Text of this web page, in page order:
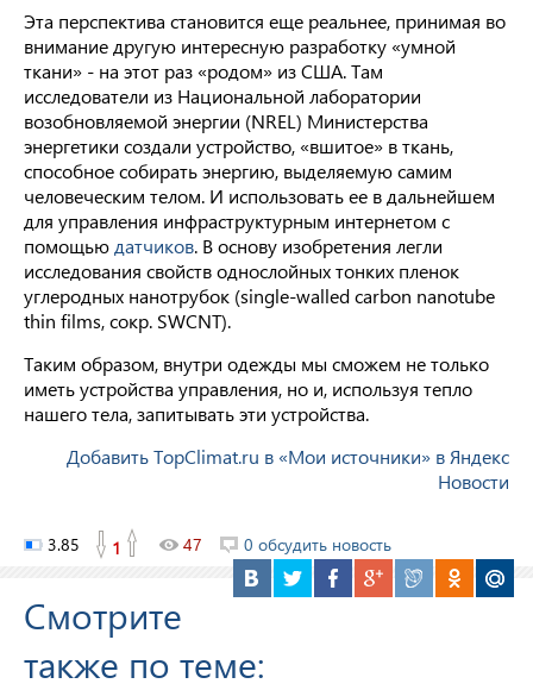
Эта перспектива становится еще реальнее, принимая во
внимание другую интересную разработку «умной
ткани» - на этот раз «родом» из США. Там
исследователи из Национальной лаборатории
возобновляемой энергии (NREL) Министерства
энергетики создали устройство, «вшитое» в ткань,
способное собирать энергию, выделяемую самим
человеческим телом. И использовать ее в дальнейшем
для управления инфраструктурным интернетом с
помощью датчиков. В основу изобретения легли
исследования свойств однослойных тонких пленок
углеродных нанотрубок (single-walled carbon nanotube
thin films, сокр. SWCNT).
Таким образом, внутри одежды мы сможем не только
иметь устройства управления, но и, используя тепло
нашего тела, запитывать эти устройства.
Добавить TopClimat.ru в «Мои источники» в Яндекс
Новости
3.85 1 47 0 обсудить новость
Смотрите
также по теме: